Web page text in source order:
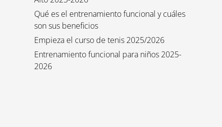
Qué es el entrenamiento funcional y cuáles
son sus beneficios
Empieza el curso de tenis 2025/2026
Entrenamiento funcional para niños 2025-
2026